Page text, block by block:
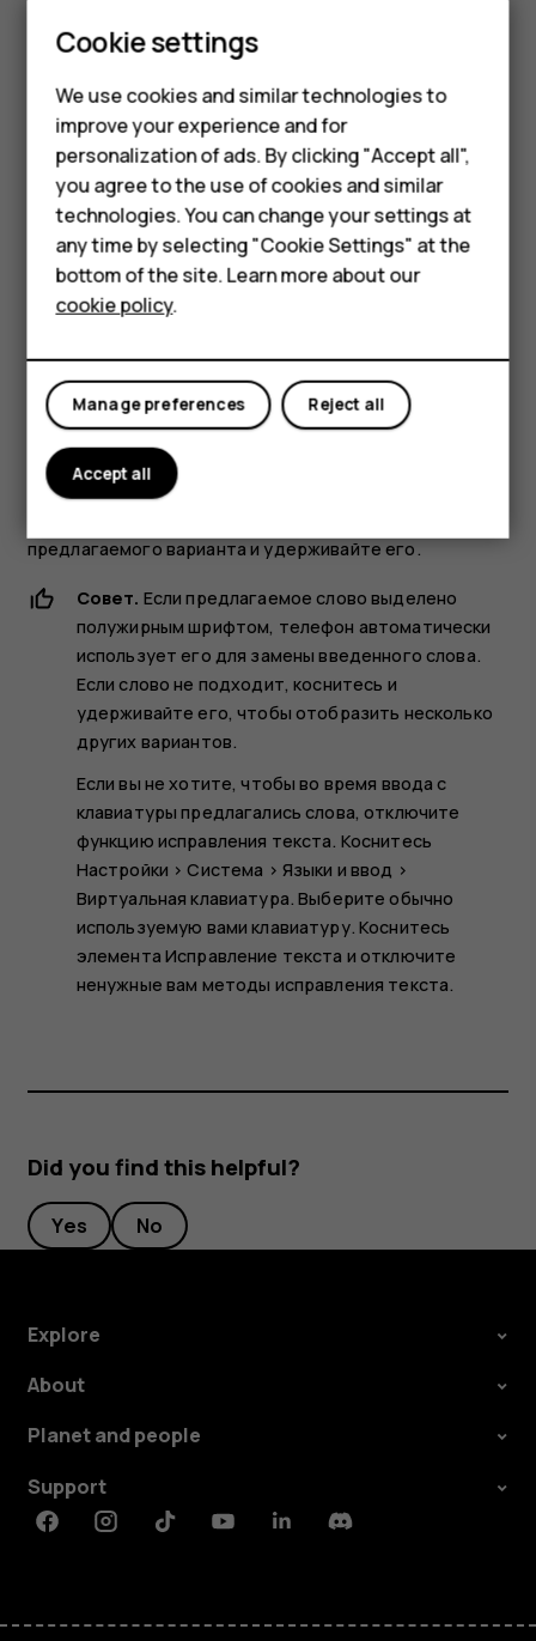
Smartphones
Feature phones
Phones for kids
Accessories
HMD Terra M
For business
Tablets
Нажмите клавишу BACKSPACE.
Перемещение курсора
Чтобы изменить только что написанное слово,
коснитесь его и перетащите курсор на нужное место.
Использование вариантов слов при вводе с
клавиатуры
По мере ввода текста телефон предлагает варианты
точность. Функция вариантов слов доступна не для
всех языков.
Когда вы начинаете вводить слово, телефон
предлагает возможные слова. Выберите необходимое
слово, когда оно появится на панели замен. Чтобы
предлагаемого варианта и удерживайте его.
Совет. Если предлагаемое слово выделено
полужирным шрифтом, телефон автоматически
использует его для замены введенного слова.
Если слово не подходит, коснитесь и
удерживайте его, чтобы отобразить несколько
других вариантов.
Если вы не хотите, чтобы во время ввода с
клавиатуры предлагались слова, отключите
функцию исправления текста. Коснитесь
Настройки >Система > Языки и ввод >
Виртуальная клавиатура. Выберите обычно
используемую вами клавиатуру. Коснитесь
элементаИсправление текста и отключите
ненужные вам методы исправления текста.
Did you find this helpful?
Yes No
Explore
About
Planet and people
Support
FacebookInstagramTiktokYoutubeLinkedinDiscord
Cookie settings
We use cookies and similar technologies to
improve your experience and for
personalization of ads. By clicking "Accept all",
you agree to the use of cookies and similar
technologies. You can change your settings at
any time by selecting "Cookie Settings" at the
bottom of the site. Learn more about our
cookie policy.
Reject all
Manage preferences
Accept all